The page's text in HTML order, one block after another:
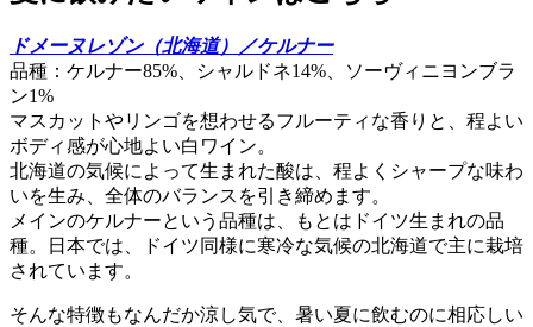
ドメーヌレゾン（北海道）／ケルナー
品種：ケルナー85%、シャルドネ14%、ソーヴィニヨンブラ
ン1%
マスカットやリンゴを想わせるフルーティな香りと、程よい
ボディ感が心地よい白ワイン。
北海道の気候によって生まれた酸は、程よくシャープな味わ
いを生み、全体のバランスを引き締めます。
メインのケルナーという品種は、もとはドイツ生まれの品
種。日本では、ドイツ同様に寒冷な気候の北海道で主に栽培
されています。
そんな特徴もなんだか涼し気で、暑い夏に飲むのに相応しい